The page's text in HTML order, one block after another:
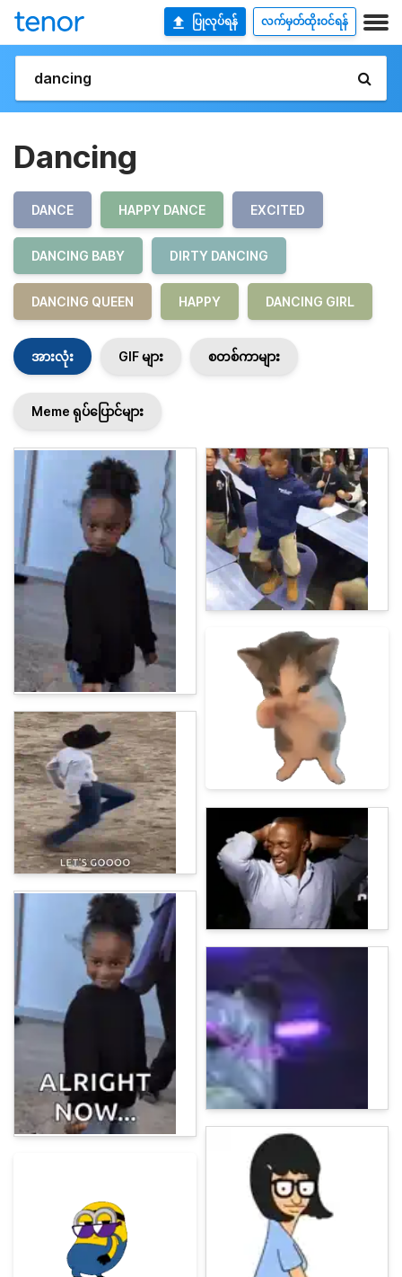
ပြုလုပ်ရန် လက်မှတ်ထိုးဝင်ရန်
Dancing
DANCE HAPPY DANCE EXCITED
DANCING BABY DIRTY DANCING
DANCING QUEEN HAPPY DANCING GIRL
အားလုံး GIF များ စတစ်ကာများ
Meme ရုပ်ပြောင်များ